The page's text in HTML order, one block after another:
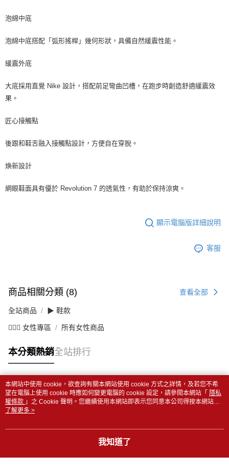
泡綿中底
泡綿中底搭配「弧形搖桿」幾何形狀，具備自然緩震性能。
緩震外底
大底採用直覺 Nike 設計，搭配前足彎曲凹槽，在跑步時創造舒適緩震效
果。
匠心接觸點
後跟和鞋舌融入接觸點設計，方便自在穿脫。
煥新設計
網眼鞋面具有優於 Revolution 7 的透氣性，有助於保持涼爽。
顯示電腦版詳細說明
客服
商品相關分類 (8) 查看全部
全站商品 ▶ 鞋款
💁🏻‍♀️ 女性專區 所有女性商品
本分類熱銷全站排行
熱門標籤
本網站中使用 cookie，欲查詢有關本網站使用 cookie 方式之詳情，及若您不希
望在電腦上使用 cookie 時應如何變更電腦的 cookie 設定，請參閱本網站「 隱私
權條款 」之 Cookie 聲明。您繼續使用本網站即表示您同意本公司得按本網站使
用條款之 Cookie 聲明使用 cookie。
了解更多 >
我知道了